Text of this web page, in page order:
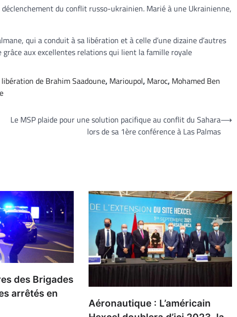
du conflit russo-ukrainien. Marié à une Ukrainienne,
qui a conduit à sa libération et à celle d’une dizaine d’autres
aux excellentes relations qui lient la famille royale
libération de Brahim Saadoune, Marioupol, Maroc, Mohamed Ben
Le MSP plaide pour une solution pacifique au conflit du Sahara
lors de sa 1ère conférence à Las Palmas
⟶
des Brigades
arrêtés en
Aéronautique : L’américain